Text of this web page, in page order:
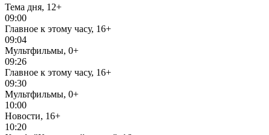
Тема дня, 12+
09:00
Главное к этому часу, 16+
09:04
Мультфильмы, 0+
09:26
Главное к этому часу, 16+
09:30
Мультфильмы, 0+
10:00
Новости, 16+
10:20